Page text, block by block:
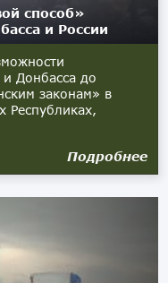
способ»
и России
и Донбасса до
законам» в
Республиках,
Подробнее